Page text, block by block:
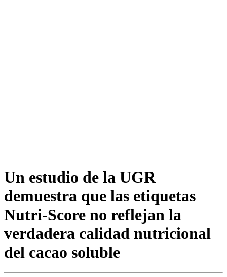
Un estudio de la UGR
demuestra que las etiquetas
Nutri-Score no reflejan la
verdadera calidad nutricional
del cacao soluble